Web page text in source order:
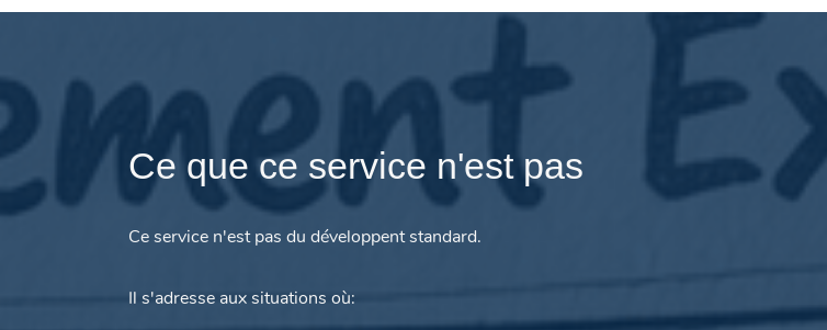
Ce que ce service n'est pas
Ce service n'est pas du développent standard.
Il s'adresse aux situations où: